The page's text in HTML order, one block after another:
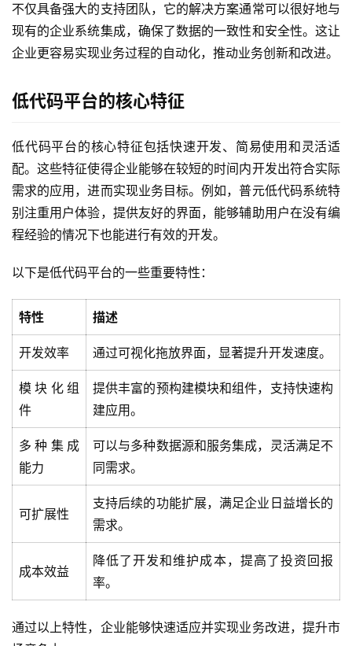
最
动
不仅具备强大的支持团队，它的解决方案通常可以很好地与
现有的企业系统集成，确保了数据的一致性和安全性。这让
企业更容易实现业务过程的自动化，推动业务创新和改进。
低代码平台的核心特征
低代码平台的核心特征包括快速开发、简易使用和灵活适
配。这些特征使得企业能够在较短的时间内开发出符合实际
需求的应用，进而实现业务目标。例如，普元低代码系统特
别注重用户体验，提供友好的界面，能够辅助用户在没有编
程经验的情况下也能进行有效的开发。
以下是低代码平台的一些重要特性：
特性 描述
开发效率 通过可视化拖放界面，显著提升开发速度。
模块化组
件
提供丰富的预构建模块和组件，支持快速构
建应用。
多种集成
能力
可以与多种数据源和服务集成，灵活满足不
同需求。
可扩展性
支持后续的功能扩展，满足企业日益增长的
需求。
成本效益
降低了开发和维护成本，提高了投资回报
率。
通过以上特性，企业能够快速适应并实现业务改进，提升市